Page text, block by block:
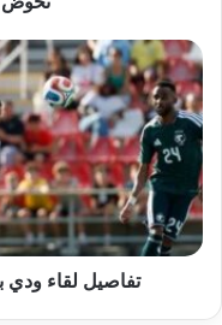
تفاصيل
لقاء
ودي
بين
السعودية
ومنتخب
السنغال
تفاصيل لقاء ودي